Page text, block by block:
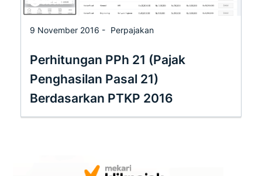
9 November 2016 - Perpajakan
Perhitungan PPh 21 (Pajak
Penghasilan Pasal 21)
Berdasarkan PTKP 2016